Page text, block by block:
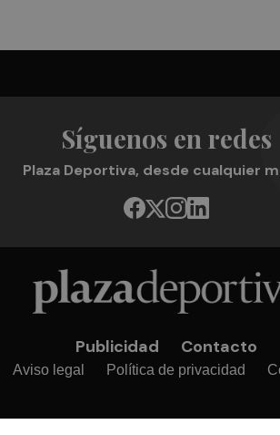
Síguenos en redes
Plaza Deportiva, desde cualquier
Publicidad Contacto
Aviso legal Política de privacidad